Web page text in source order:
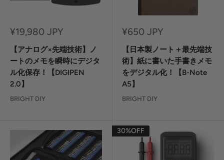
セ
ル
価
格
¥19,980 JPY
【アナログ×先端技術】ノ
ートのメモを瞬時にデジタ
ル化保存！【DIGIPEN
2.0】
BRIGHT DIY
セ
ル
価
格
¥650 JPY
【日本製ノート＋最先端技
術】紙に書いた手書きメモ
をデジタル化！【B-Note
A5】
BRIGHT DIY
30%OFF